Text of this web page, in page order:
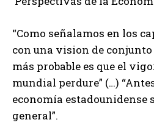
“Como señalamos en los
con una vision de conjunto
más probable es que el
mundial perdure” (…)
economía estadounidense
general”.